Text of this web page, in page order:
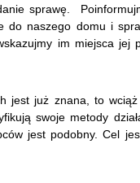
sprawę.
do naszego domu i
im miejsca jej
jest już znana, to
swoje metody
jest podobny. Cel